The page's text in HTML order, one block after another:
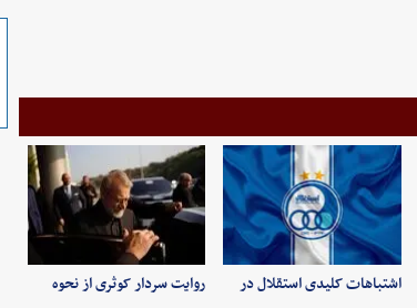
اشتباهات کلیدی استقلال در
روایت سردار کوثری از نحوه